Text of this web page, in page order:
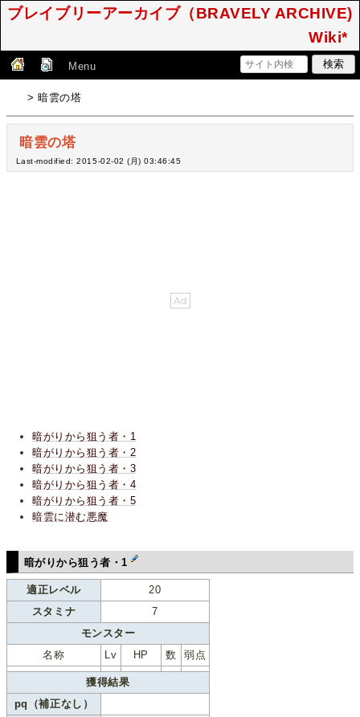
ブレイブリーアーカイブ（BRAVELY ARCHIVE)
Wiki*
Menu
> 暗雲の塔
暗雲の塔
Last-modified: 2015-02-02 (月) 03:46:45
暗がりから狙う者・1
暗がりから狙う者・2
暗がりから狙う者・3
暗がりから狙う者・4
暗がりから狙う者・5
暗雲に潜む悪魔
暗がりから狙う者・1
適正レベル
20
スタミナ
7
モンスター
名称
Lv HP 数 弱点
獲得結果
pq（補正なし）